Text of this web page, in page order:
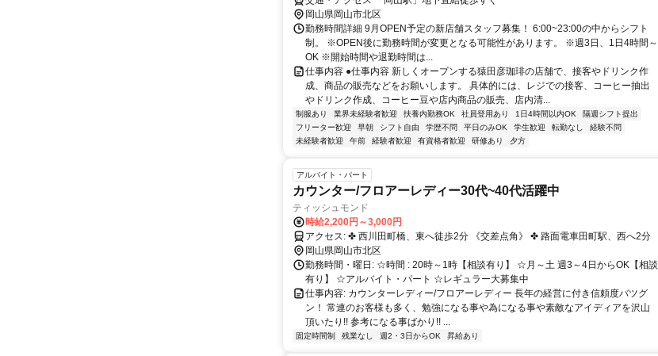
岡山県岡山市北区
勤務時間詳細 9月OPEN予定の新店舗スタッフ募集！ 6:00~23:00の中からシフト
制。 ※OPEN後に勤務時間が変更となる可能性があります。 ※週3日、1日4時間～
OK ※開始時間や退勤時間は...
仕事内容 ●仕事内容 新しくオープンする猿田彦珈琲の店舗で、接客やドリンク作
成、商品の販売などをお願いします。 具体的には、レジでの接客、コーヒー抽出
やドリンク作成、コーヒー豆や店内商品の販売、店内清...
制服あり 業界未経験者歓迎 扶養内勤務OK 社員登用あり 1日4時間以内OK
隔週シフト提出
フリーター歓迎
早朝 シフト自由 学歴不問 平日のみOK 学生歓迎 転勤なし
経験不問
未経験者歓迎
午前 経験者歓迎 有資格者歓迎 研修あり 夕方
アルバイト・パート
カウンター/フロアーレディー30代~40代活躍中
ティッシュモンド
時給2,200円～3,000円
アクセス: ✤ 西川田町橋、東へ徒歩2分 《交差点角》 ✤ 路面電車田町駅、西へ2分
岡山県岡山市北区
勤務時間・曜日: ☆時間 : 20時～1時【相談有り】 ☆月～土 週3～4日からOK【相談
有り】 ☆アルバイト・パート ☆レギュラー大募集中
仕事内容: カウンターレディー/フロアーレディー 長年の経営に付き信頼度バツグ
ン！ 常連のお客様も多く、勉強になる事や為になる事や素敵なアイディアを沢山
頂いたり!! 参考になる事ばかり!! ...
固定時間制 残業なし 週2・3日からOK 昇給あり